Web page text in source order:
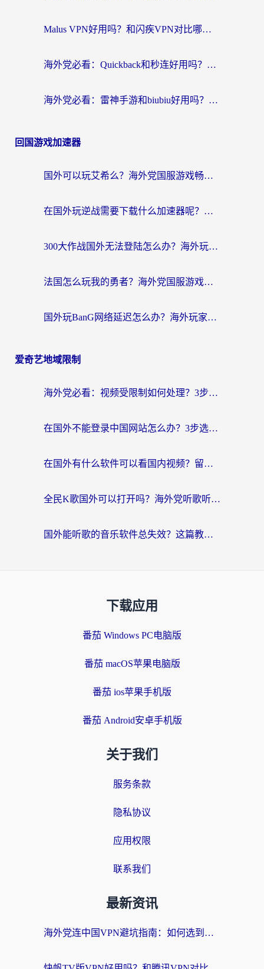
Malus VPN好用吗？和闪疾VPN对比哪个回国效果更好？海外华人的实用避坑指南
海外党必看：Quickback和秒连好用吗？3步选对回国加速器，无缝刷国内资源
海外党必看：雷神手游和biubiu好用吗？3招选对回国加速器无缝刷国内资源
回国游戏加速器
国外可以玩艾希么？海外党国服游戏畅玩终极指南（附加速器选择秘籍）
在国外玩逆战需要下载什么加速器呢？海外党亲测有效的国服游戏加速指南
300大作战国外无法登陆怎么办？海外玩家亲测有效的解决指南
法国怎么玩我的勇者？海外党国服游戏不卡攻略，附3款热门游戏加速实测
国外玩BanG网络延迟怎么办？海外玩家亲测有效的国服游戏加速指南
爱奇艺地域限制
海外党必看：视频受限制如何处理？3步解决国内剧番“看不了”难题
在国外不能登录中国网站怎么办？3步选对回国加速器，无缝刷剧、办业务
在国外有什么软件可以看国内视频？留学生亲测的追剧救星来了
全民K歌国外可以打开吗？海外党听歌听书无限制的实用指南
国外能听歌的音乐软件总失效？这篇教你怎么在海外流畅听网易云
下载应用
番茄 Windows PC电脑版
番茄 macOS苹果电脑版
番茄 ios苹果手机版
番茄 Android安卓手机版
关于我们
服务条款
隐私协议
应用权限
联系我们
最新资讯
海外党连中国VPN避坑指南：如何选到真正能无缝刷国内资源的加速器？